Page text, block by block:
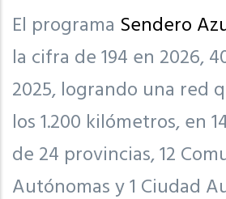
El programa Sendero
la cifra de 194 en 2026,
2025, logrando una red
los 1.200 kilómetros, en
de 24 provincias, 12
Autónomas y 1 Ciudad